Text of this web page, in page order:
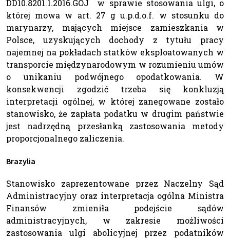
DD10.8201.1.2016.GOJ w sprawie stosowania ulgi, o
której mowa w art. 27 g u.p.d.o.f. w stosunku do
marynarzy, mających miejsce zamieszkania w
Polsce, uzyskujących dochody z tytułu pracy
najemnej na pokładach statków eksploatowanych w
transporcie międzynarodowym w rozumieniu umów
o unikaniu podwójnego opodatkowania. W
konsekwencji zgodzić trzeba się konkluzją
interpretacji ogólnej, w której zanegowane zostało
stanowisko, że zapłata podatku w drugim państwie
jest nadrzędną przesłanką zastosowania metody
proporcjonalnego zaliczenia.
Brazylia
Stanowisko zaprezentowane przez Naczelny Sąd
Administracyjny oraz interpretacja ogólna Ministra
Finansów zmieniła podejście sądów
administracyjnych, w zakresie możliwości
zastosowania ulgi abolicyjnej przez podatników